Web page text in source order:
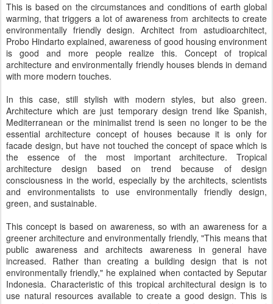
This is based on the circumstances and conditions of earth global
warming, that triggers a lot of awareness from architects to create
environmentally friendly design. Architect from astudioarchitect,
Probo Hindarto explained, awareness of good housing environment
is good and more people realize this. Concept of tropical
architecture and environmentally friendly houses blends in demand
with more modern touches.
In this case, still stylish with modern styles, but also green.
Architecture which are just temporary design trend like Spanish,
Mediterranean or the minimalist trend is seen no longer to be the
essential architecture concept of houses because it is only for
facade design, but have not touched the concept of space which is
the essence of the most important architecture. Tropical
architecture design based on trend because of design
consciousness in the world, especially by the architects, scientists
and environmentalists to use environmentally friendly design,
green, and sustainable.
This concept is based on awareness, so with an awareness for a
greener architecture and environmentally friendly, "This means that
public awareness and architects awareness in general have
increased. Rather than creating a building design that is not
environmentally friendly," he explained when contacted by Seputar
Indonesia. Characteristic of this tropical architectural design is to
use natural resources available to create a good design. This is